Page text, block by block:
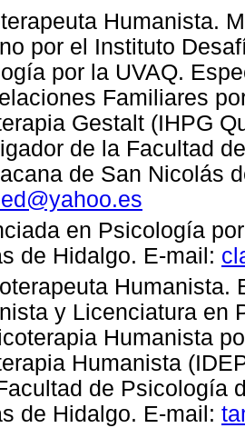
Humanista.
por el Instituto
por la UVAQ.
Familiares
Gestalt (IHPG
de la Facultad
de San Nicolás
en Psicología
de Hidalgo. E-mail:
Humanista.
y Licenciatura en
Humanista
Humanista
de Psicología
de Hidalgo. E-mail: